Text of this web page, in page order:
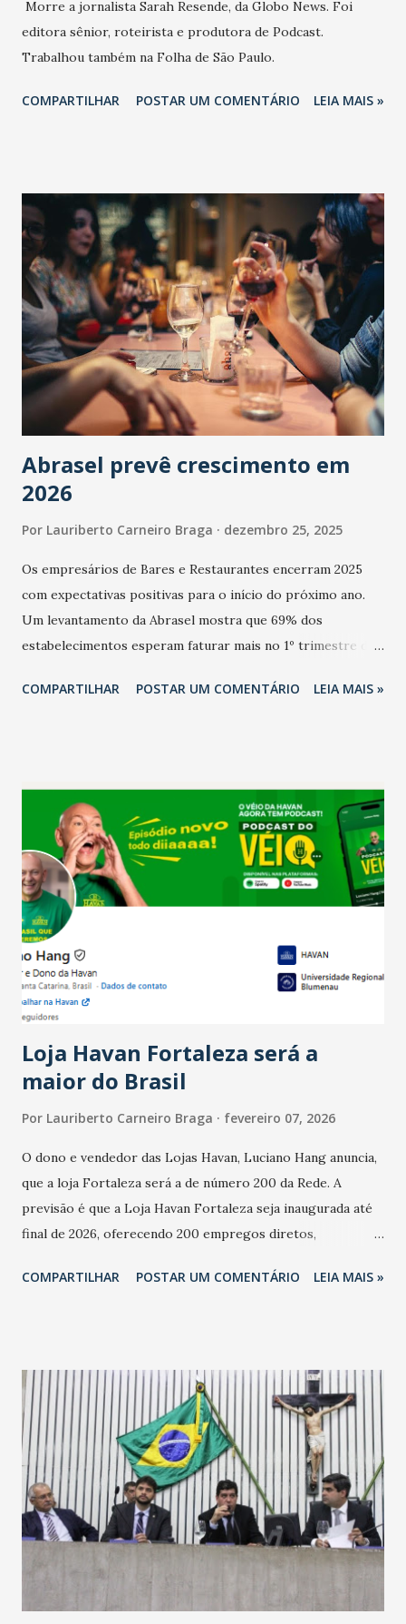
Morre a jornalista Sarah Resende, da Globo News. Foi
editora sênior, roteirista e produtora de Podcast.
Trabalhou também na Folha de São Paulo.
COMPARTILHAR POSTAR UM COMENTÁRIO LEIA MAIS »
Abrasel prevê crescimento em
2026
Por Lauriberto Carneiro Braga dezembro 25, 2025
Os empresários de Bares e Restaurantes encerram 2025
com expectativas positivas para o início do próximo ano.
Um levantamento da Abrasel mostra que 69% dos
estabelecimentos esperam faturar mais no 1º trimestre de
relação ao último trimestre deste ano, 56% também
confraternizações de fim de ano e pelo pagamento do 13º
Salário para um número maior de trabalhadores, já que o
país tem a menor taxa de desemprego dos anos recentes.
Ainda segundo a Pesquisa, em novembro de 2025, 40% dos
bares e restaurantes operaram com lucro e outros 40%
registraram equilíbrio financeiro. Já o percentual de
estabelecimentos no prejuízo ficou em 19%, pouco abaixo
do observado no mês anterior. Outros 1% não existiam em
novembro. Em relação a outubro, o faturamento também
cresceu. De acordo com a pesquisa, 44% dos n...
COMPARTILHAR POSTAR UM COMENTÁRIO LEIA MAIS »
Loja Havan Fortaleza será a
maior do Brasil
Por Lauriberto Carneiro Braga fevereiro 07, 2026
O dono e vendedor das Lojas Havan, Luciano Hang anuncia,
que a loja Fortaleza será a de número 200 da Rede. A
previsão é que a Loja Havan Fortaleza seja inaugurada até
final de 2026, oferecendo 200 empregos diretos,
Havan Fortaleza ainda não foi anunciada oficialmente, mas
COMPARTILHAR POSTAR UM COMENTÁRIO LEIA MAIS »